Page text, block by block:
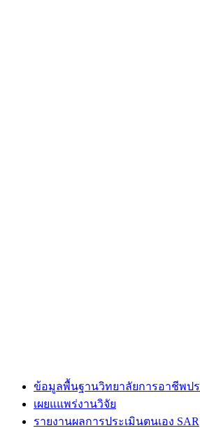
ข้อมูลพื้นฐานวิทยาลัยการอาชีพป
เผยแแพร่งานวิจัย
รายงานผลการประเมินตนเอง SAR